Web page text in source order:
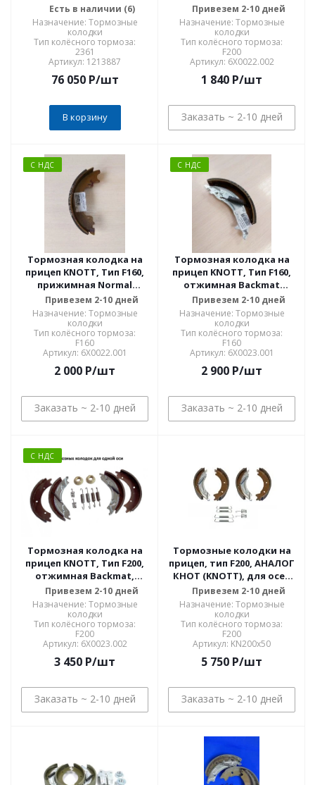
набор AL-KO ОРИГИНАЛ
Есть в наличии (6)
Назначение: Тормозные
колодки
Тип колёсного тормоза:
2361
Артикул: 1213887
76 050P/шт
В корзину
арт.33802.08
Привезем 2-10 дней
Назначение: Тормозные
колодки
Тип колёсного тормоза:
F200
Артикул: 6X0022.002
1 840 P/шт
Заказать ~ 2-10 дней
С НДС
Тормозная колодка на
прицеп KNOTT, Тип F160,
прижимная Normal
(35965.05E) KNOTT
ОРИГИНАЛ
Привезем 2-10 дней
Назначение: Тормозные
колодки
Тип колёсного тормоза:
F160
Артикул: 6X0022.001
2 000 P/шт
Заказать ~ 2-10 дней
С НДС
Тормозная колодка на
прицеп KNOTT, Тип F160,
отжимная Backmat
(34335.04E) KNOTT
ОРИГИНАЛ
Привезем 2-10 дней
Назначение: Тормозные
колодки
Тип колёсного тормоза:
F160
Артикул: 6X0023.001
2 900 P/шт
Заказать ~ 2-10 дней
С НДС
Тормозная колодка на
прицеп KNOTT, Тип F200,
отжимная Backmat,
арт.34905.08 KNOTT
ОРИГИНАЛ
Привезем 2-10 дней
Назначение: Тормозные
колодки
Тип колёсного тормоза:
F200
Артикул: 6X0023.002
3 450 P/шт
Заказать ~ 2-10 дней
Тормозные колодки на
прицеп, тип F200, АНАЛОГ
КНОТ (KNOTT), для осей
г/п 1300 кг и 1500 кг,
комплект на одну ось
Привезем 2-10 дней
Назначение: Тормозные
колодки
Тип колёсного тормоза:
F200
Артикул: KN200х50
5 750 P/шт
Заказать ~ 2-10 дней